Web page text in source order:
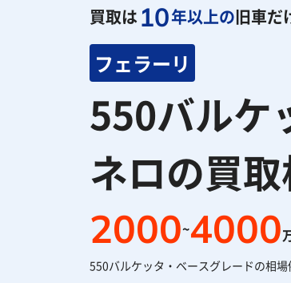
買取は10年以上の旧車だ
フェラーリ
550バルケ
ネロの買
2000~4000
550バルケッタ・ベースグレードの相場